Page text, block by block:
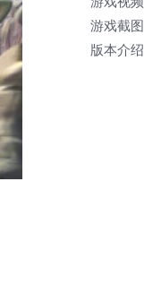
游戏截图
版本介绍